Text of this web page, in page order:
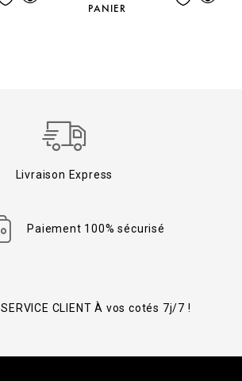
PANIER
Livraison Express
Paiement 100% sécurisé
SERVICE CLIENT À vos cotés 7j/7 !